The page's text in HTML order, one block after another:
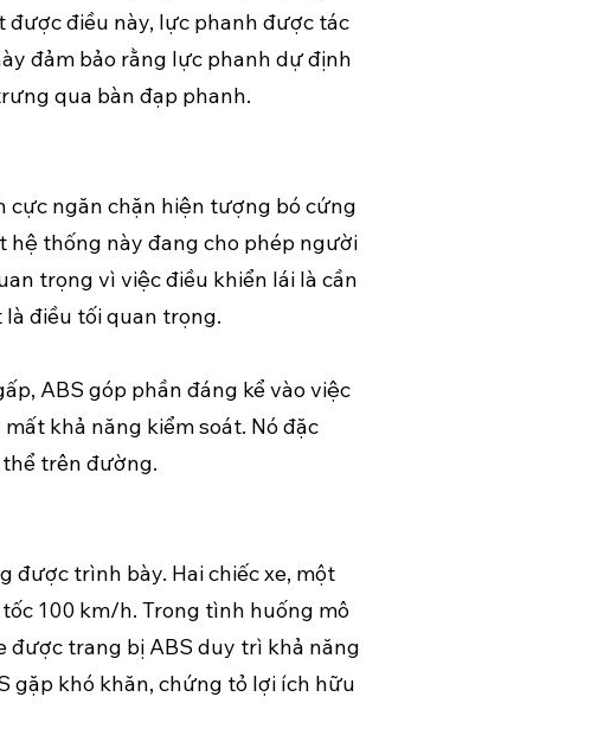
được điều này, lực phanh được tác
đảm bảo rằng lực phanh dự định
qua bàn đạp phanh.
cực ngăn chặn hiện tượng bó cứng
hệ thống này đang cho phép người
trọng vì việc điều khiển lái là cần
điều tối quan trọng.
ABS góp phần đáng kể vào việc
khả năng kiểm soát. Nó đặc
trên đường.
được trình bày. Hai chiếc xe, một
100 km/h. Trong tình huống mô
được trang bị ABS duy trì khả năng
gặp khó khăn, chứng tỏ lợi ích hữu